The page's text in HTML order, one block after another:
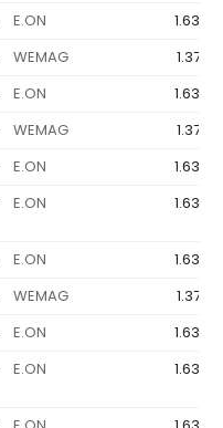
E.ON
1.636
WEMAG
1.377
E.ON
1.636
WEMAG
1.377
E.ON
1.636
E.ON 1.636
E.ON
1.636
WEMAG
1.377
E.ON
1.636
E.ON 1.636